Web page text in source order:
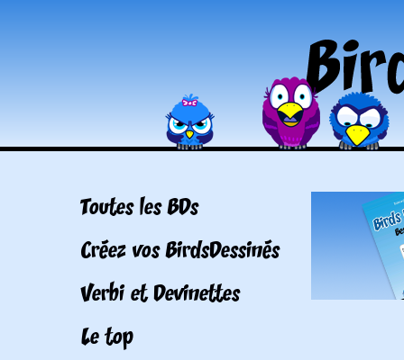
Toutes les BDs
Créez vos BirdsDessinés
Verbi et Devinettes
Le top